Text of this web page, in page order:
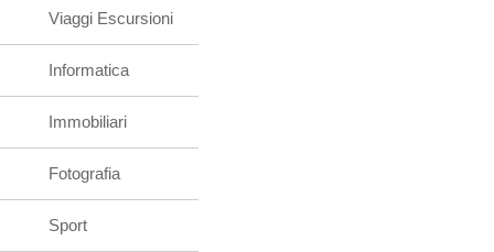
Viaggi Escursioni
Informatica
Immobiliari
Fotografia
Sport